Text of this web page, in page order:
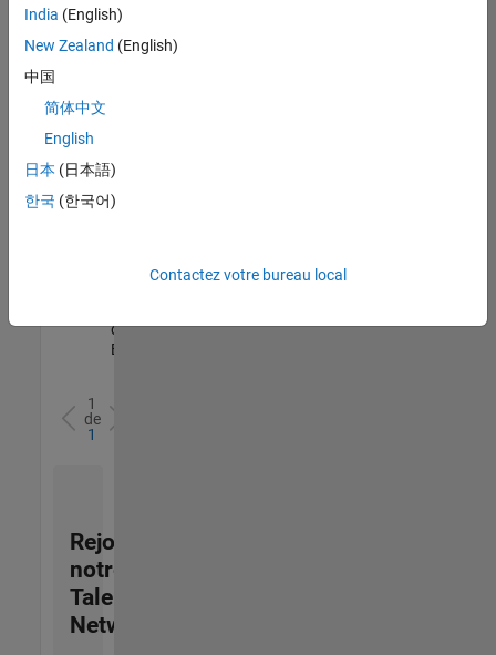
l’ensemble
des
opportunités
votre
région.
Senior Software Quality Engineer
Senior
Engineer
qualité |
Expérimenté(e)
1
de
1
Rejoignez
notre
Talent
Network
India (English)
New Zealand (English)
中国
简体中文
English
日本 (日本語)
한국 (한국어)
Contactez votre bureau local